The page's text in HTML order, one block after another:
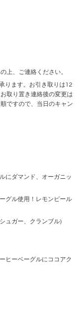
上、ご連絡ください。
ります。お引き取りは12
取り置き連絡後の変更は
ですので、当日のキャン
にダマンド、オーガニッ
グル使用！レモンピール
ュガー、クランブル)
ヒーベーグルにココアク